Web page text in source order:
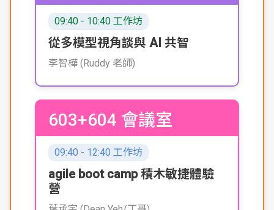
09:40 - 10:40 工作坊
從多模型視角談與 AI 共智
李智樺 (Ruddy 老師)
603+604 會議室
09:40 - 12:40 工作坊
agile boot camp 積木敏捷體驗
營